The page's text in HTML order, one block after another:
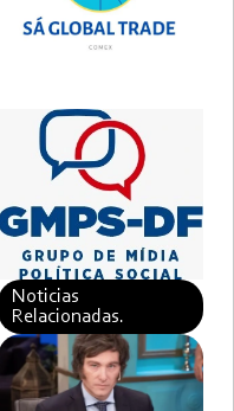
Noticias
Relacionadas.